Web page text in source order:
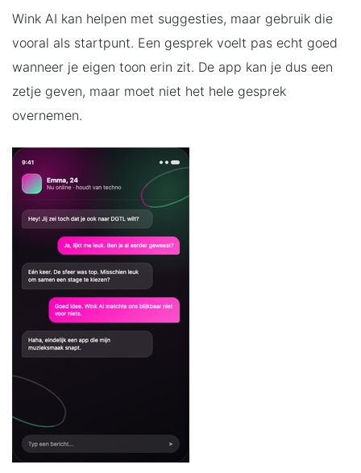
Wink AI kan helpen met suggesties, maar gebruik die
vooral als startpunt. Een gesprek voelt pas echt goed
wanneer je eigen toon erin zit. De app kan je dus een
zetje geven, maar moet niet het hele gesprek
overnemen.